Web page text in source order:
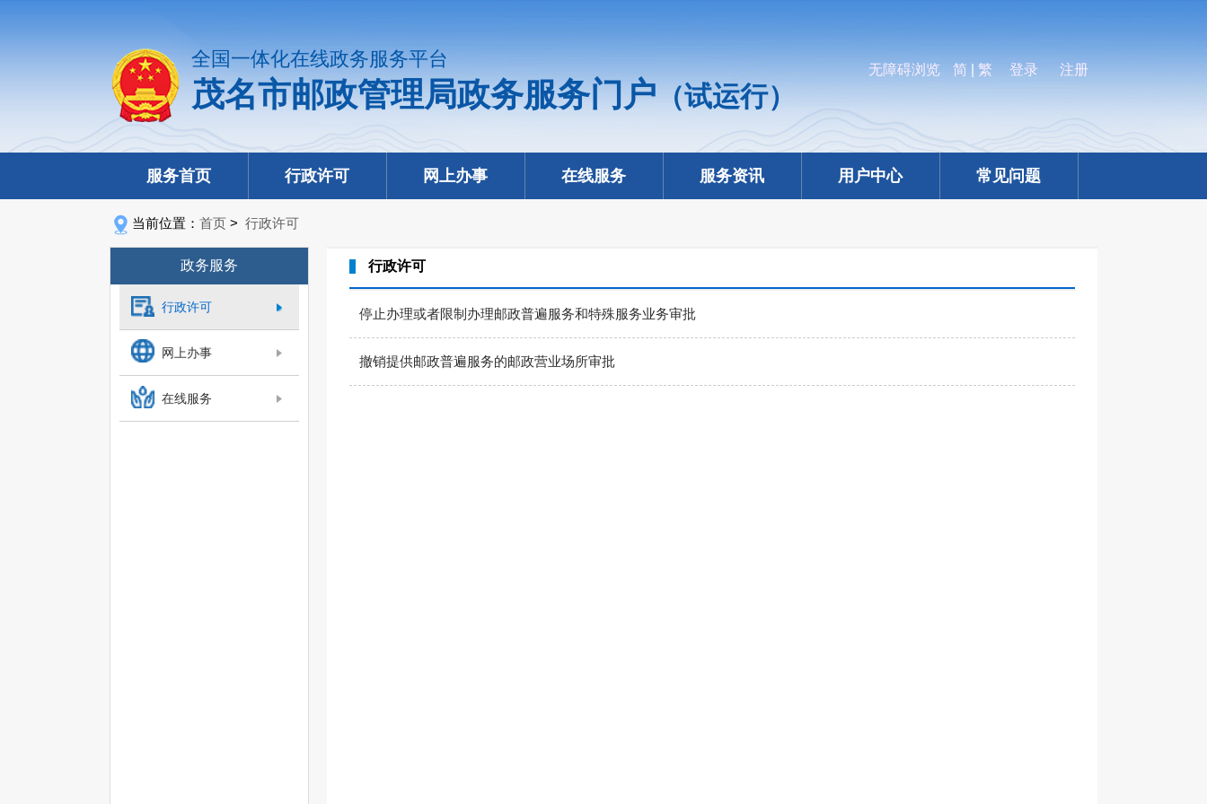
全国一体化在线政务服务平台
茂名市邮政管理局政务服务门户（试运行）
无障碍浏览 简 繁 登录 注册
服务首页 行政许可 网上办事 在线服务 服务资讯 用户中心 常见问题
当前位置： 首页 > 行政许可
政务服务
行政许可
网上办事
在线服务
行政许可
停止办理或者限制办理邮政普遍服务和特殊服务业务审批
撤销提供邮政普遍服务的邮政营业场所审批